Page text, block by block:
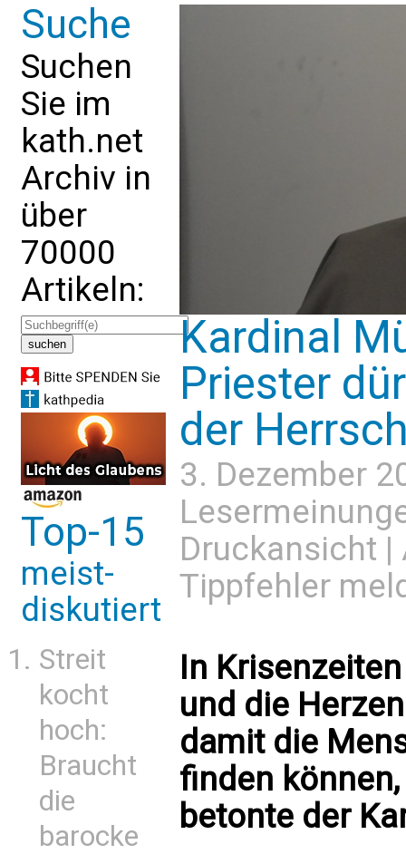
Suche
Suchen
Sie im
kath.net
Archiv in
über
70000
Artikeln:
Top-15
meist-
diskutiert
Streit
kocht
hoch:
Braucht
die
barocke
Kardinal
Priester
der
3. Dezember
Druckansicht |
Tippfehler
In
und die
damit die
finden
betonte der